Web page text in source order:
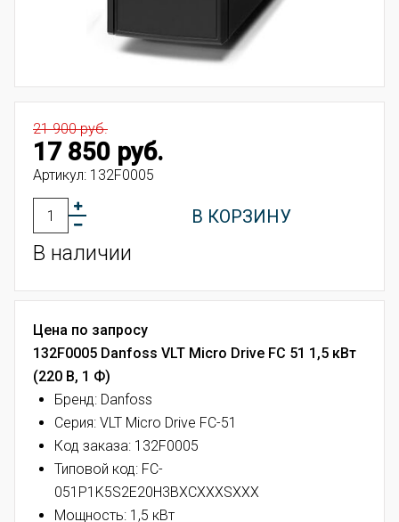
21 900 руб.
17 850 руб.
Артикул: 132F0005
В КОРЗИНУ
В наличии
Цена по запросу
132F0005 Danfoss VLT Micro Drive FC 51 1,5 кВт
(220 В, 1 Ф)
Бренд: Danfoss
Серия: VLT Micro Drive FC-51
Код заказа: 132F0005
Типовой код: FC-
051P1K5S2E20H3BXCXXXSXXX
Мощность: 1,5 кВт